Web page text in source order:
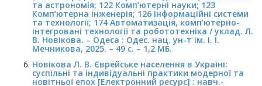
та астрономія; 122 Комп’ютерні науки; 123
Комп’ютерна інженерія; 126 Інформаційні системи
та технології; 174 Автоматизація, комп’ютерно-
інтегровані технології та робототехніка / уклад. Л.
В. Новікова. – Одеса : Одес. нац. ун-т ім. І. І.
Мечникова, 2025. – 49 с. – 1,2 МБ.
Новікова Л. В. Єврейське населення в Україні:
суспільні та індивідуальні практики модерної та
новітньої епох [Електронний ресурс] : навч.-